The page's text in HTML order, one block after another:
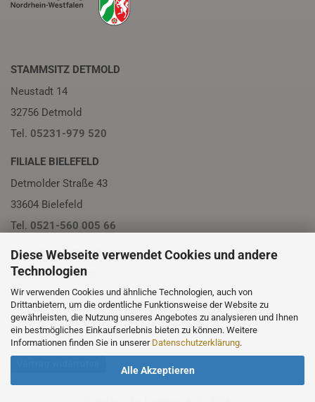
Diese Webseite verwendet Cookies und andere
Technologien
Wir verwenden Cookies und ähnliche Technologien, auch von
Drittanbietern, um die ordentliche Funktionsweise der Website zu
gewährleisten, die Nutzung unseres Angebotes zu analysieren und Ihnen
ein bestmögliches Einkaufserlebnis bieten zu können. Weitere
Informationen finden Sie in unserer Datenschutzerklärung.
Alle Akzeptieren
STAMMSITZ DETMOLD
Neustadt 14
32756 Detmold
Tel. 05231-979 520
FILIALE BIELEFELD
Detmolder Straße 43
33604 Bielefeld
Tel. 0521-560 005 66
FILIALE PADERBORN
Friedrichstraße 13
33102 Paderborn
Tel.05251-230 01